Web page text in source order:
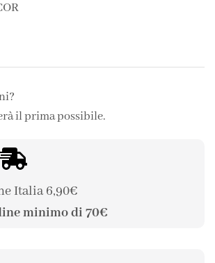
il prima possibile.
Italia 6,90€
minimo di 70€